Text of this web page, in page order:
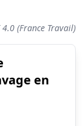
(France Travail)
en
de station de
(sur 10)